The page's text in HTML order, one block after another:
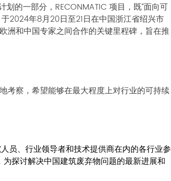
的一部分，RECONMATIC 项目，既“面向可
2024年8月20日至21日在中国浙江省绍兴市
洲和中国专家之间合作的关键里程碑，旨在推
考察，希望能够在最大程度上对行业的可持续
员、行业领导者和技术提供商在内的各行业参
探讨解决中国建筑废弃物问题的最新进展和